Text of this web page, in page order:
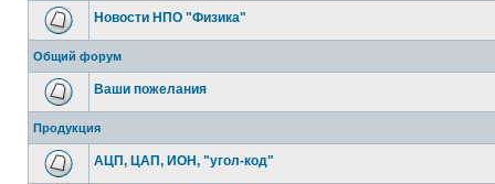
Новости НПО "Физика"
Общий форум
Ваши пожелания
Продукция
АЦП, ЦАП, ИОН, "угол-код"